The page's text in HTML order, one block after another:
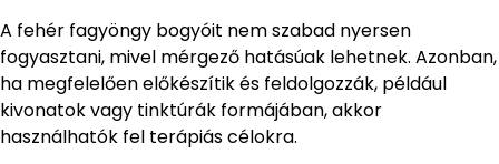
A fehér fagyöngy bogyóit nem szabad nyersen
fogyasztani, mivel mérgező hatásúak lehetnek. Azonban,
ha megfelelően előkészítik és feldolgozzák, például
kivonatok vagy tinktúrák formájában, akkor
használhatók fel terápiás célokra.